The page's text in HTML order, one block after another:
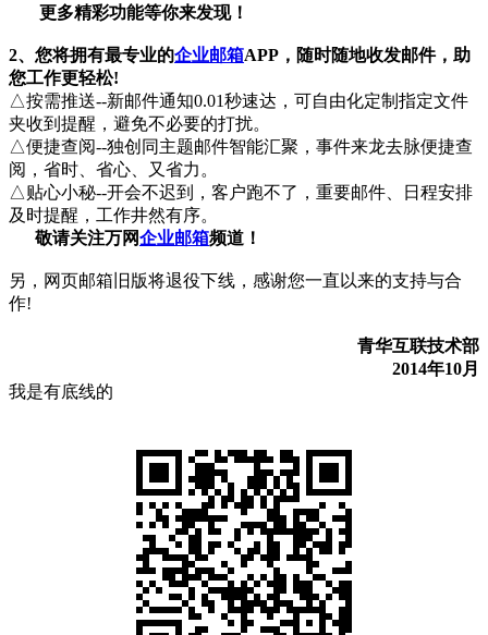
更多精彩功能等你来发现！
2、您将拥有最专业的企业邮箱APP，随时随地收发邮件，助
您工作更轻松!
△按需推送--新邮件通知0.01秒速达，可自由化定制指定文件
夹收到提醒，避免不必要的打扰。
△便捷查阅--独创同主题邮件智能汇聚，事件来龙去脉便捷查
阅，省时、省心、又省力。
△贴心小秘--开会不迟到，客户跑不了，重要邮件、日程安排
及时提醒，工作井然有序。
敬请关注万网企业邮箱频道！
另，网页邮箱旧版将退役下线，感谢您一直以来的支持与合
作!
青华互联技术部
2014年10月
我是有底线的